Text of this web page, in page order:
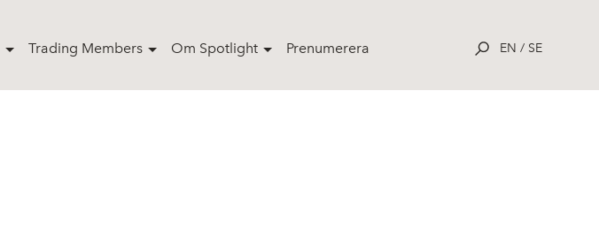
Trading Members Om Spotlight Prenumerera EN / SE